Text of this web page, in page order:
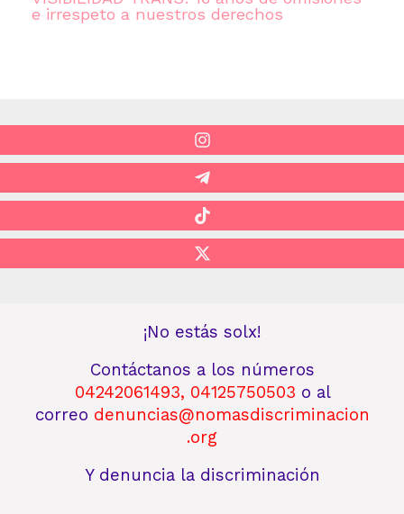
e irrespeto a nuestros derechos
¡No estás solx!
Contáctanos a los números
04242061493, 04125750503 o al
correo denuncias@nomasdiscriminacion
.org
Y denuncia la discriminación